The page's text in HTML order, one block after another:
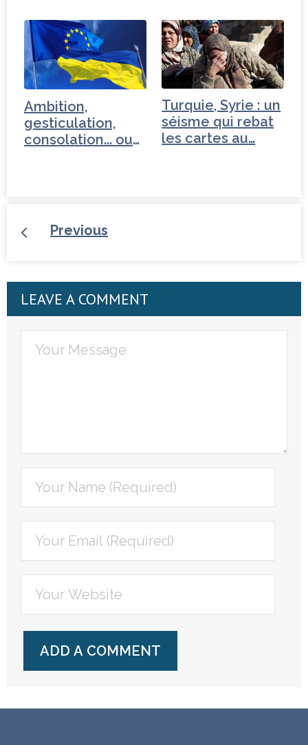
Ambition,
gesticulation,
consolation... ou
Turquie, Syrie : un
séisme qui rebat
les cartes au…
Previous
LEAVE A COMMENT